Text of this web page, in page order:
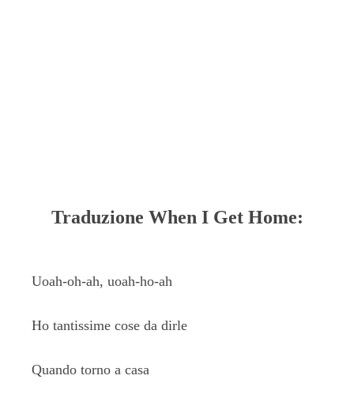
Traduzione When I Get Home:
Uoah-oh-ah, uoah-ho-ah
Ho tantissime cose da dirle
Quando torno a casa